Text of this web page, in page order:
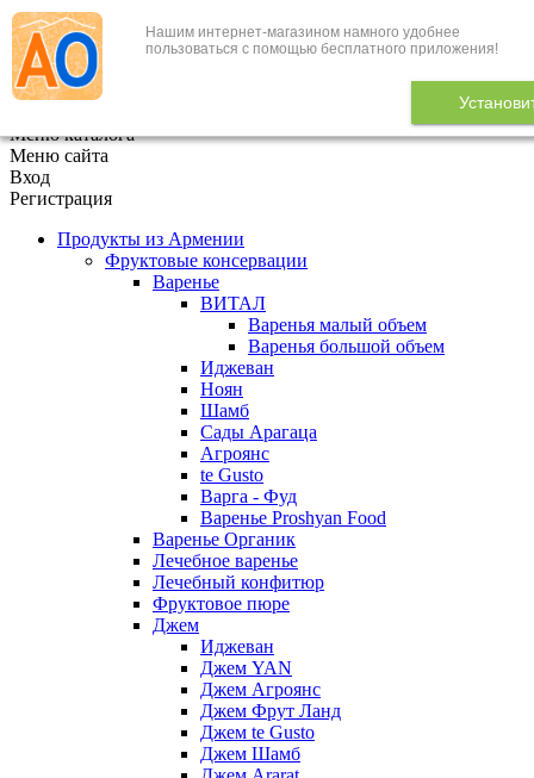
Нашим интернет-магазином намного удобнее
пользоваться с помощью бесплатного приложения!
+7 (495) 646-888-1
В корзине 0
Меню каталога
Меню сайта
Вход
Регистрация
Продукты из Армении
Фруктовые консервации
Варенье
ВИТАЛ
Варенья малый объем
Варенья большой объем
Иджеван
Ноян
Шамб
Сады Арагаца
Агроянс
te Gusto
Варга - Фуд
Варенье Proshyan Food
Варенье Органик
Лечебное варенье
Лечебный конфитюр
Фруктовое пюре
Джем
Иджеван
Джем YAN
Джем Агроянс
Джем Фрут Ланд
Джем te Gusto
Джем Шамб